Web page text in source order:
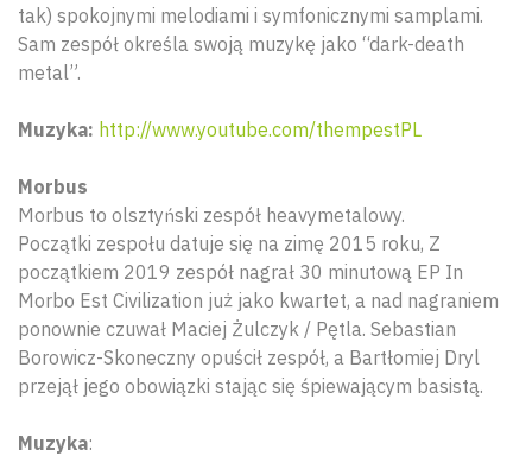
tak) spokojnymi melodiami i symfonicznymi samplami.
Sam zespół określa swoją muzykę jako “dark-death
metal”.
Muzyka: http://www.youtube.com/thempestPL
Morbus
Morbus to olsztyński zespół heavymetalowy.
Początki zespołu datuje się na zimę 2015 roku, Z
początkiem 2019 zespół nagrał 30 minutową EP In
Morbo Est Civilization już jako kwartet, a nad nagraniem
ponownie czuwał Maciej Żulczyk / Pętla. Sebastian
Borowicz-Skoneczny opuścił zespół, a Bartłomiej Dryl
przejął jego obowiązki stając się śpiewającym basistą.
Muzyka: